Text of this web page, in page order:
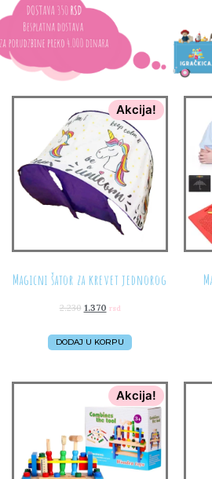
Akcija!
Magicni šator za krevet jednorog
2.230 1.370 rsd
DODAJ U KORPU
Akcija!